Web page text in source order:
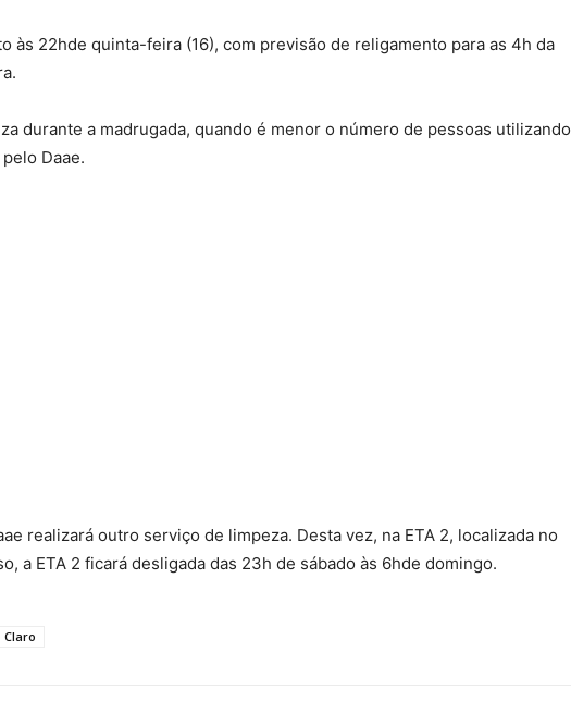
às 22hde quinta-feira (16), com previsão de religamento para as 4h da
durante a madrugada, quando é menor o número de pessoas utilizando
Daae.
realizará outro serviço de limpeza. Desta vez, na ETA 2, localizada no
a ETA 2 ficará desligada das 23h de sábado às 6hde domingo.
Claro